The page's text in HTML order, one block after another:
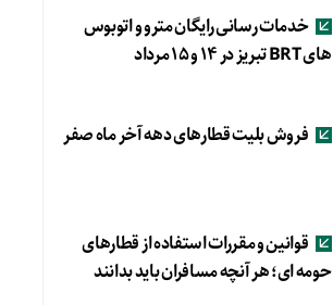
خدمات رسانی رایگان مترو و اتوبوس
های BRT تبریز در ۱۴ و ۱۵ مرداد
فروش بلیت قطارهای دهه آخر ماه صفر
قوانین و مقررات استفاده از قطارهای
حومه ای؛ هر آنچه مسافران باید بدانند